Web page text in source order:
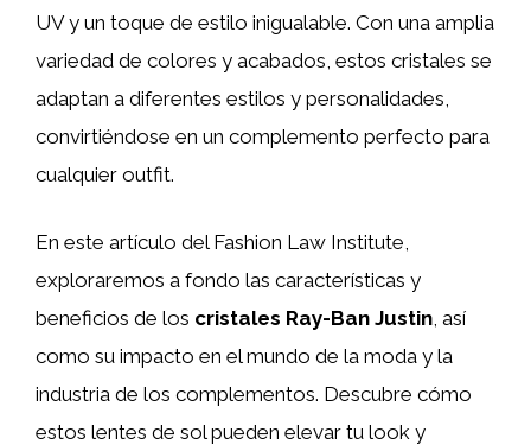
UV y un toque de estilo inigualable. Con una amplia
variedad de colores y acabados, estos cristales se
adaptan a diferentes estilos y personalidades,
convirtiéndose en un complemento perfecto para
cualquier outfit.
En este artículo del Fashion Law Institute,
exploraremos a fondo las características y
beneficios de los cristales Ray-Ban Justin, así
como su impacto en el mundo de la moda y la
industria de los complementos. Descubre cómo
estos lentes de sol pueden elevar tu look y